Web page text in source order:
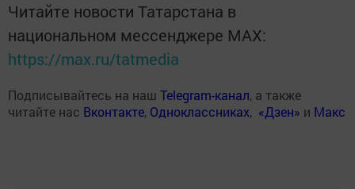
Читайте новости Татарстана в
национальном мессенджере MАХ:
https://max.ru/tatmedia
Подписывайтесь на наш Telegram-канал, а также
читайте нас Вконтакте, Одноклассниках, «Дзен» и Макс